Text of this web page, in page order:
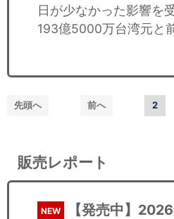
日が少なかった影響を
193億5000万台湾元と
先頭へ 前へ 2
販売レポート
NEW
【発売中】